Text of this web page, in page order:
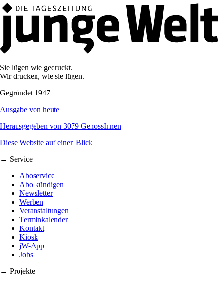
Sie lügen wie gedruckt.
Wir drucken, wie sie lügen.
Gegründet 1947
Ausgabe von heute
Herausgegeben von 3079 GenossInnen
Diese Website auf einen Blick
→ Service
Aboservice
Abo kündigen
Newsletter
Werben
Veranstaltungen
Terminkalender
Kontakt
Kiosk
jW-App
Jobs
→ Projekte